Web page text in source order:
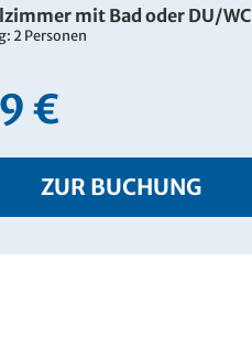
mit Bad oder DU/WC
2 Personen
€
ZUR BUCHUNG